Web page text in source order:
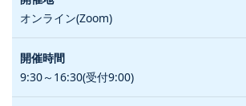
オンライン(Zoom)
9:30～16:30(受付9:00)